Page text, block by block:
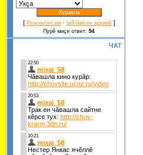
[ Результатсем· Ыйтăмсен архивĕ]
Пурĕ миçе ответ: 94
ЧАТ